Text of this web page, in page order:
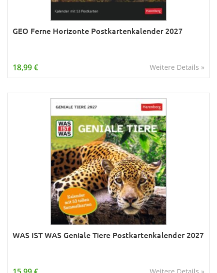
GEO Ferne Horizonte Postkartenkalender 2027
Weitere Details »
18,99 €
WAS IST WAS Geniale Tiere Postkartenkalender 2027